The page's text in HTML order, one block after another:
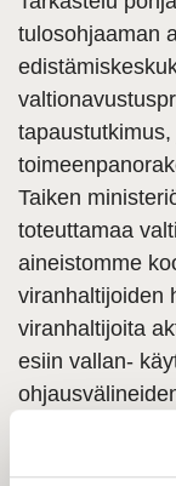
tulosohjaaman
Taiken
toteuttamaa
aineistomme
viranhaltijoiden
viranhaltijoita
esiin vallan-